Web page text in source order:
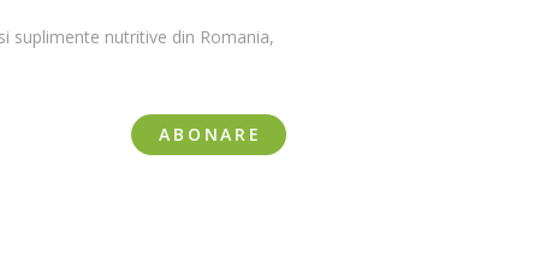
suplimente nutritive din Romania,
ABONARE